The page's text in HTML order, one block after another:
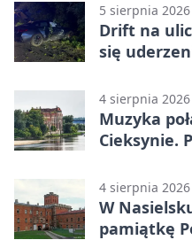
5 sierpnia 2026
Drift na
się
4 sierpnia 2026
Muzyka
Cieksynie.
4 sierpnia 2026
W
pamiątkę